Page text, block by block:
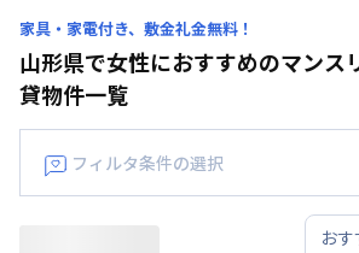
家具・家電付き、敷金礼金無料！
山形県で女性におすすめのマンス
貸物件一覧
フィルタ条件の選択